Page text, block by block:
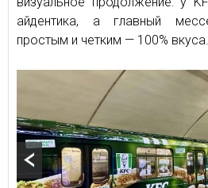
айдентика, а главный
простым и четким — 100%